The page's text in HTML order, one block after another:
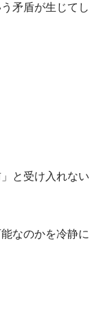
矛盾が生じてし
と受け入れない
なのかを冷静に